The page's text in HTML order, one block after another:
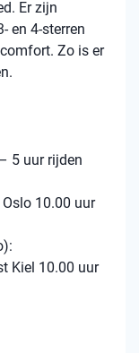
Er zijn
en 4-sterren
Zo is er
5 uur rijden
10.00 uur
Kiel 10.00 uur